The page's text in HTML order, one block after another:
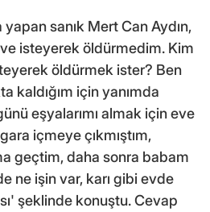
sanık Mert Can Aydın,
isteyerek öldürmedim. Kim
öldürmek ister? Ben
kaldığım için yanımda
eşyalarımı almak için eve
içmeye çıkmıştım,
geçtim, daha sonra babam
ne işin var, karı gibi evde
şeklinde konuştu. Cevap